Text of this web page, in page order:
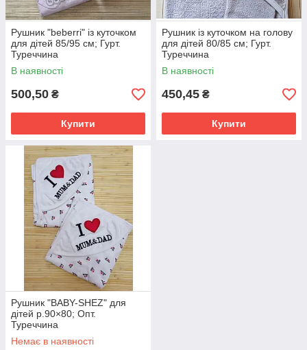
Рушник "beberri" із куточком
для дітей 85/95 см; Гурт.
Туреччина
В наявності
500,50 ₴
Купити
Рушник із куточком на голову
для дітей 80/85 см; Гурт.
Туреччина
В наявності
450,45 ₴
Купити
Рушник "BABY-SHEZ" для
дітей р.90×80; Опт.
Туреччина
Немає в наявності